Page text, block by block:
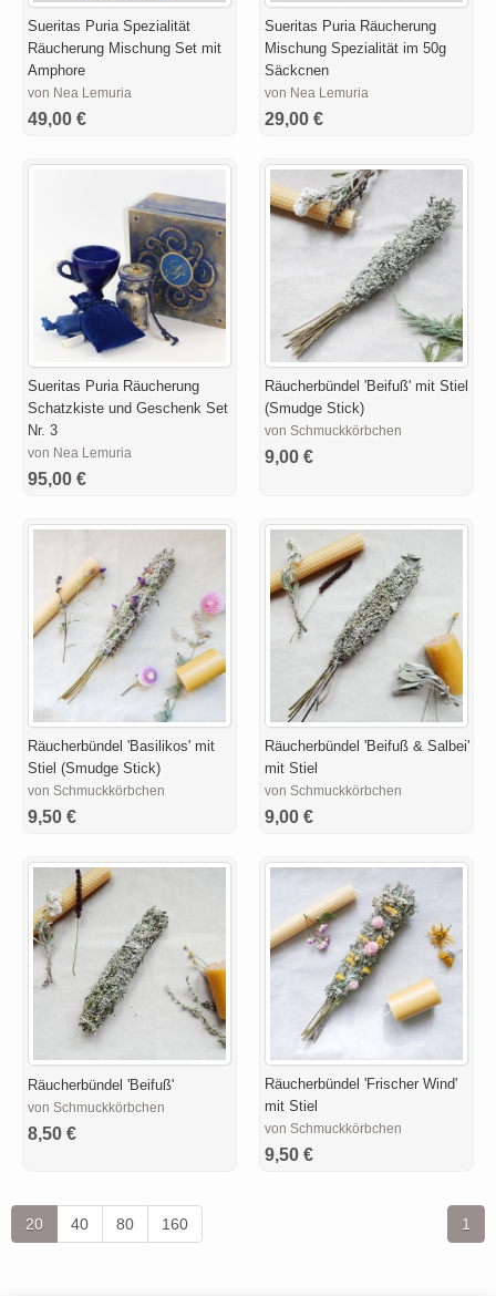
Sueritas Puria Spezialität
Räucherung Mischung Set mit
Amphore
von Nea Lemuria
49,00 €
Sueritas Puria Räucherung
Mischung Spezialität im 50g
Säckcnen
von Nea Lemuria
29,00 €
Sueritas Puria Räucherung
Schatzkiste und Geschenk Set
Nr. 3
von Nea Lemuria
95,00 €
Räucherbündel 'Beifuß' mit Stiel
(Smudge Stick)
von Schmuckkörbchen
9,00 €
Räucherbündel 'Basilikos' mit
Stiel (Smudge Stick)
von Schmuckkörbchen
9,50 €
Räucherbündel 'Beifuß & Salbei'
mit Stiel
von Schmuckkörbchen
9,00 €
Räucherbündel 'Beifuß'
von Schmuckkörbchen
8,50 €
Räucherbündel 'Frischer Wind'
mit Stiel
von Schmuckkörbchen
9,50 €
20 40 80 160 1